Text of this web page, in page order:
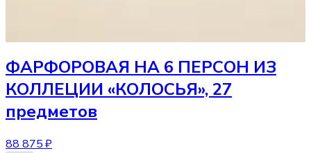
ФАРФОРОВАЯ НА 6 ПЕРСОН ИЗ
КОЛЛЕЦИИ «КОЛОСЬЯ», 27
предметов
88 875 ₽